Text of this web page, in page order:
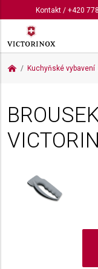
Kontakt/ +420
Kuchyňské vybavení